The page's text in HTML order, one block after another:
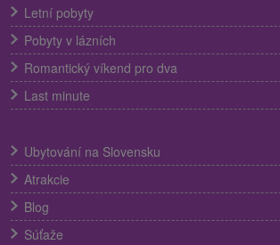
Letní pobyty
Pobyty v lázních
Romantický víkend pro dva
Last minute
Ubytování na Slovensku
Atrakcie
Blog
Súťaže